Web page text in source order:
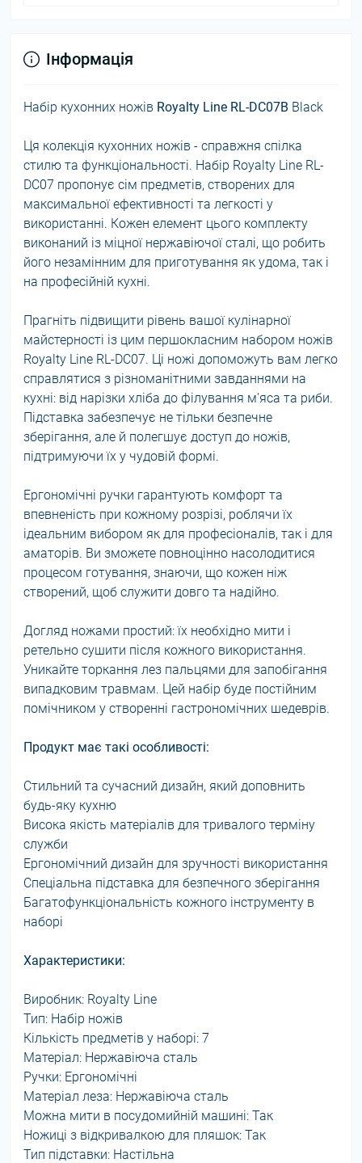
Інформація
Набір кухонних ножів Royalty Line RL-DC07B Black
Ця колекція кухонних ножів - справжня спілка
стилю та функціональності. Набір Royalty Line RL-
DC07 пропонує сім предметів, створених для
максимальної ефективності та легкості у
використанні. Кожен елемент цього комплекту
виконаний із міцної нержавіючої сталі, що робить
його незамінним для приготування як удома, так і
на професійній кухні.
Прагніть підвищити рівень вашої кулінарної
майстерності із цим першокласним набором ножів
Royalty Line RL-DC07. Ці ножі допоможуть вам легко
справлятися з різноманітними завданнями на
кухні: від нарізки хліба до філування м'яса та риби.
Підставка забезпечує не тільки безпечне
зберігання, але й полегшує доступ до ножів,
підтримуючи їх у чудовій формі.
Ергономічні ручки гарантують комфорт та
впевненість при кожному розрізі, роблячи їх
ідеальним вибором як для професіоналів, так і для
аматорів. Ви зможете повноцінно насолодитися
процесом готування, знаючи, що кожен ніж
створений, щоб служити довго та надійно.
Догляд ножами простий: їх необхідно мити і
ретельно сушити після кожного використання.
Уникайте торкання лез пальцями для запобігання
випадковим травмам. Цей набір буде постійним
помічником у створенні гастрономічних шедеврів.
Продукт має такі особливості:
Стильний та сучасний дизайн, який доповнить
будь-яку кухню
Висока якість матеріалів для тривалого терміну
служби
Ергономічний дизайн для зручності використання
Спеціальна підставка для безпечного зберігання
Багатофункціональність кожного інструменту в
наборі
Характеристики:
Виробник: Royalty Line
Тип: Набір ножів
Кількість предметів у наборі: 7
Матеріал: Нержавіюча сталь
Ручки: Ергономічні
Матеріал леза: Нержавіюча сталь
Можна мити в посудомийній машині: Так
Ножиці з відкривалкою для пляшок: Так
Тип підставки: Настільна